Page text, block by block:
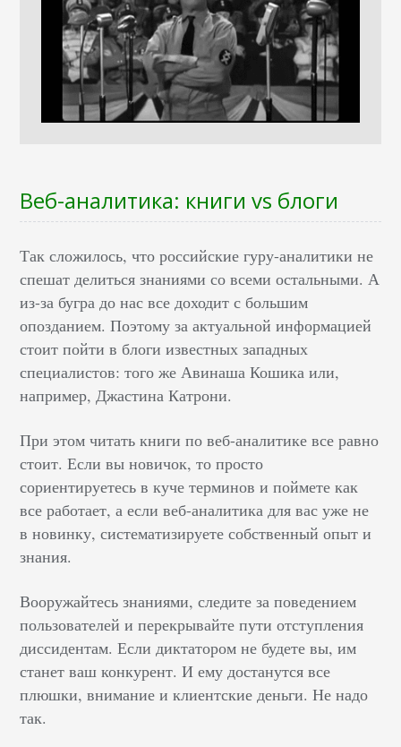
Веб-аналитика: книги vs блоги
Так сложилось, что российские гуру-аналитики не
спешат делиться знаниями со всеми остальными. А
из-за бугра до нас все доходит с большим
опозданием. Поэтому за актуальной информацией
стоит пойти в блоги известных западных
специалистов: того же Авинаша Кошика или,
например, Джастина Катрони.
При этом читать книги по веб-аналитике все равно
стоит. Если вы новичок, то просто
сориентируетесь в куче терминов и поймете как
все работает, а если веб-аналитика для вас уже не
в новинку, систематизируете собственный опыт и
знания.
Вооружайтесь знаниями, следите за поведением
пользователей и перекрывайте пути отступления
диссидентам. Если диктатором не будете вы, им
станет ваш конкурент. И ему достанутся все
плюшки, внимание и клиентские деньги. Не надо
так.